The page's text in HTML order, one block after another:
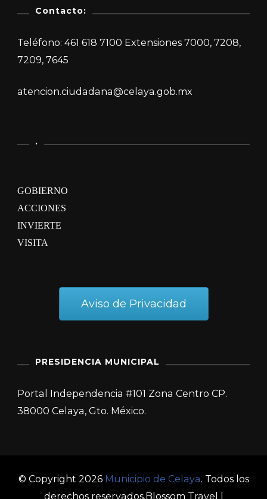
Contacto:
Teléfono: 461 618 7100 Extensiones 7000, 7208,
7209, 7645
atencion.ciudadana@celaya.gob.mx
.
GOBIERNO
ACCIONES
INVIERTE
VISITA
Aviso de Privacidad
PRESIDENCIA MUNICIPAL
Portal Independencia #101 Zona Centro CP.
38000 Celaya, Gto. México.
© Copyright 2026 Municipio de Celaya. Todos los
derechos reservados. Blossom Travel |